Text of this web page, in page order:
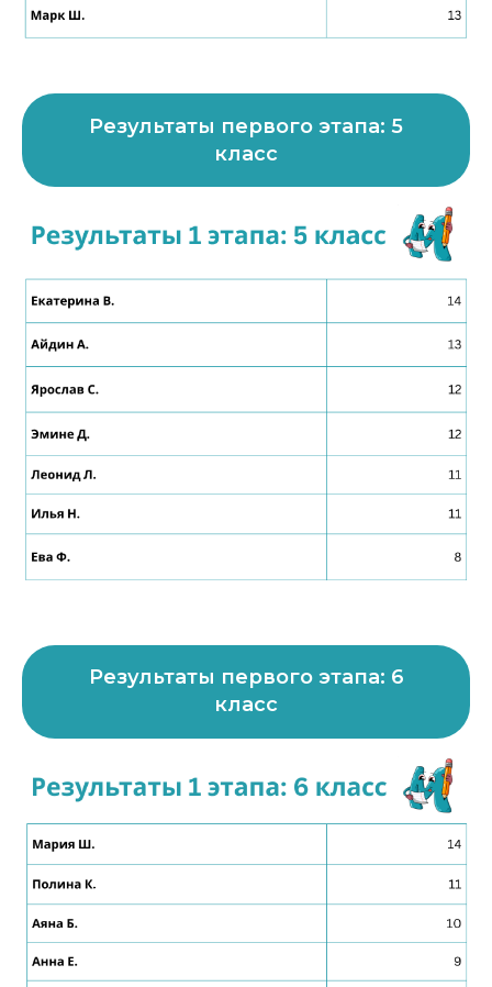
Результаты первого этапа: 5
класс
Результаты первого этапа: 6
класс